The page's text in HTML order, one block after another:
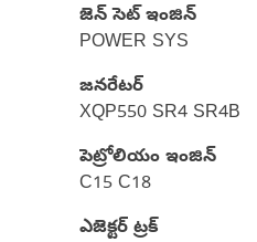
జెన్ సెట్ ఇంజిన్
POWER SYS
జనరేటర్
XQP550 SR4 SR4B
పెట్రోలియం ఇంజిన్
C15 C18
ఎజెక్టర్ ట్రక్